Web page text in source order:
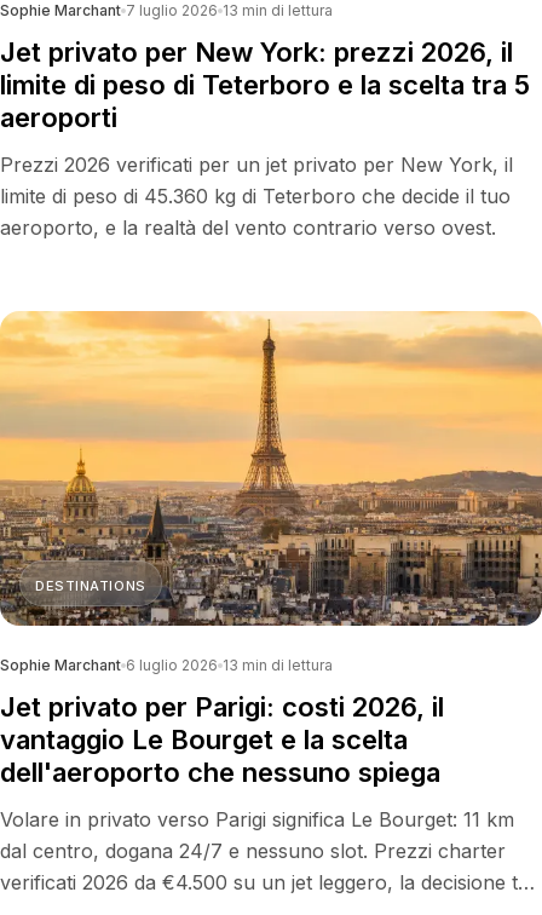
Sophie Marchant 7 luglio 2026 13 min di lettura
Jet privato per New York: prezzi 2026, il
limite di peso di Teterboro e la scelta tra 5
aeroporti
Prezzi 2026 verificati per un jet privato per New York, il
limite di peso di 45.360 kg di Teterboro che decide il tuo
aeroporto, e la realtà del vento contrario verso ovest.
DESTINATIONS
Sophie Marchant 6 luglio 2026 13 min di lettura
Jet privato per Parigi: costi 2026, il
vantaggio Le Bourget e la scelta
dell'aeroporto che nessuno spiega
Volare in privato verso Parigi significa Le Bourget: 11 km
dal centro, dogana 24/7 e nessuno slot. Prezzi charter
verificati 2026 da €4.500 su un jet leggero, la decisione tra